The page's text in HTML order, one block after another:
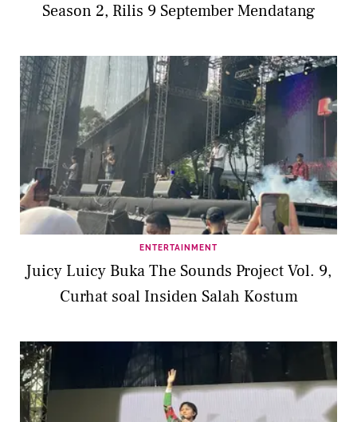
Season 2, Rilis 9 September Mendatang
ENTERTAINMENT
Juicy Luicy Buka The Sounds Project Vol. 9,
Curhat soal Insiden Salah Kostum